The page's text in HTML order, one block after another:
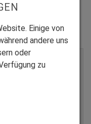
Einige von
andere uns
oder
zu